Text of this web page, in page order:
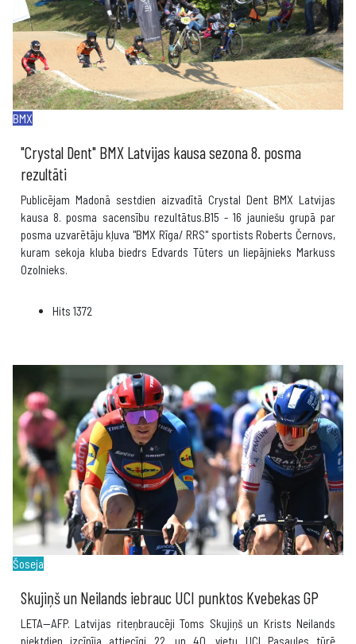
BMX
"Crystal Dent" BMX Latvijas kausa sezona 8. posma
rezultāti
Publicējam Madonā sestdien aizvadītā Crystal Dent BMX Latvijas
kausa 8. posma sacensību rezultātus.B15 - 16 jauniešu grupā par
posma uzvarētāju kļuva "BMX Rīga/ RRS" sportists Roberts Černovs,
kuram sekoja kluba biedrs Edvards Tūters un liepājnieks Markuss
Ozolnieks.
Hits 1372
Šoseja
Skujiņš un Neilands iebrauc UCI punktos Kvebekas GP
LETA--AFP. Latvijas riteņbraucēji Toms Skujiņš un Krists Neilands
piektdien izcīnīja attiecīgi 22. un 40. vietu UCI Pasaules tūrē